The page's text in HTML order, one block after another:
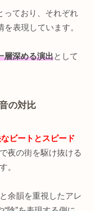
っており、それぞれ
を表現しています。
層深める演出として
の対比
ビートとスピード
夜の街を駆け抜ける
。
余韻を重視したアレ